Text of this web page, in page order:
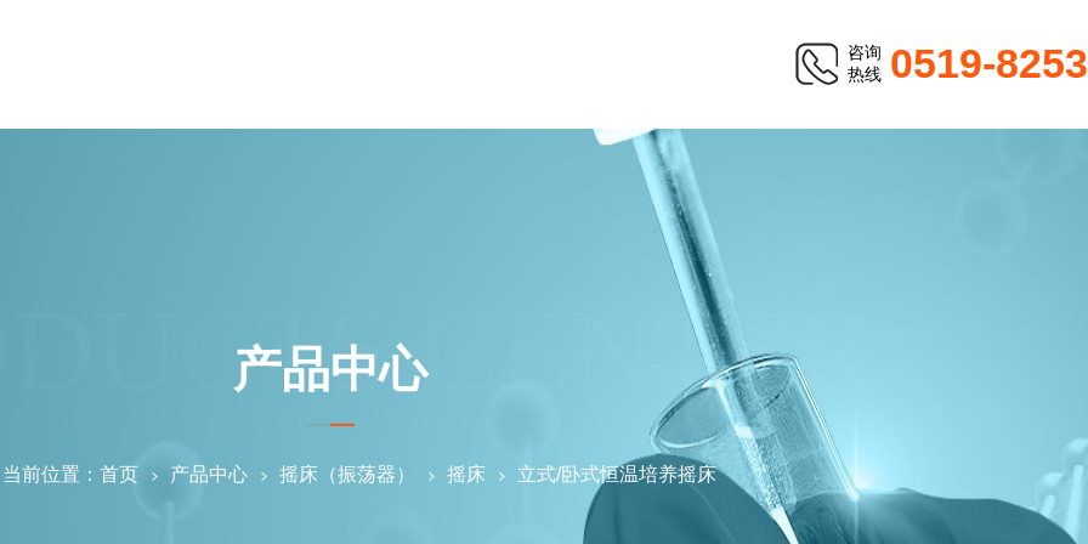
咨询
热线 0519-
CENTER
产品中心
当前位置： 首页 产品中心 摇床（振荡器） 摇床 立式/卧式恒温培养摇床